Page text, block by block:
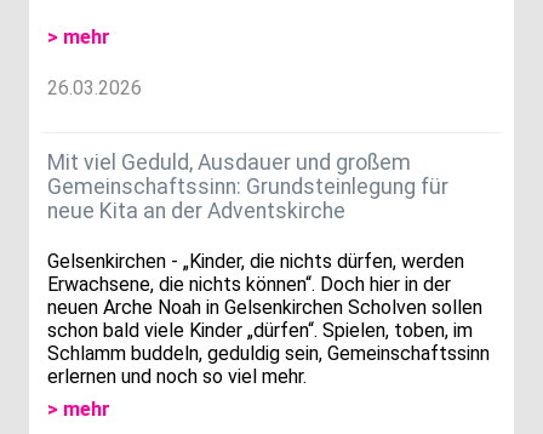
> mehr
26.03.2026
Mit viel Geduld, Ausdauer und großem
Gemeinschaftssinn: Grundsteinlegung für
neue Kita an der Adventskirche
Gelsenkirchen - „Kinder, die nichts dürfen, werden
Erwachsene, die nichts können“. Doch hier in der
neuen Arche Noah in Gelsenkirchen Scholven sollen
schon bald viele Kinder „dürfen“. Spielen, toben, im
Schlamm buddeln, geduldig sein, Gemeinschaftssinn
erlernen und noch so viel mehr.
> mehr